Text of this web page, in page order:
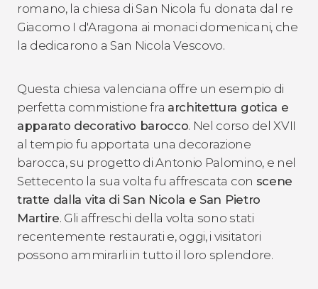
romano, la chiesa di San Nicola fu donata dal re
Giacomo I d'Aragona ai monaci domenicani, che
la dedicarono a San Nicola Vescovo.
Questa chiesa valenciana offre un esempio di
perfetta commistione fra architettura gotica e
apparato decorativo barocco. Nel corso del XVII
al tempio fu apportata una decorazione
barocca, su progetto di Antonio Palomino, e nel
Settecento la sua volta fu affrescata con scene
tratte dalla vita di San Nicola e San Pietro
Martire. Gli affreschi della volta sono stati
recentemente restaurati e, oggi, i visitatori
possono ammirarli in tutto il loro splendore.